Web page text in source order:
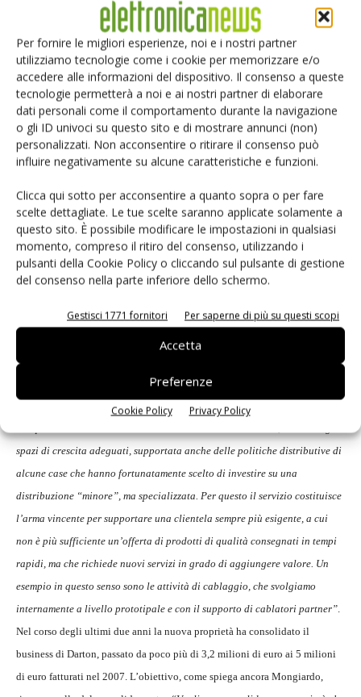
Per fornire le migliori esperienze, noi e i nostri partner
utilizziamo tecnologie come i cookie per memorizzare e/o
accedere alle informazioni del dispositivo. Il consenso a queste
tecnologie permetterà a noi e ai nostri partner di elaborare
dati personali come il comportamento durante la navigazione
o gli ID univoci su questo sito e di mostrare annunci (non)
personalizzati. Non acconsentire o ritirare il consenso può
influire negativamente su alcune caratteristiche e funzioni.
Clicca qui sotto per acconsentire a quanto sopra o per fare
scelte dettagliate. Le tue scelte saranno applicate solamente a
questo sito. È possibile modificare le impostazioni in qualsiasi
momento, compreso il ritiro del consenso, utilizzando i
pulsanti della Cookie Policy o cliccando sul pulsante di gestione
del consenso nella parte inferiore dello schermo.
Gestisci 1771 fornitori Per saperne di più su questi scopi
Accetta
Preferenze
Cookie Policy Privacy Policy
differenti settori.
Nel corso degli anni Darton ha consolidato buoni rapporti
con subcontractor e gli assemblatori di cavi e connettori,
settore da cui ancor’oggi proviene buona parte della
domanda di connessione. Negli ultimi tempi ha scelto però
di diversificare andando ad approcciare nuove applicazioni:
“Se in passato i cablatori costituivano oltre l’80% del business
di Darton, in questi ultimi anni abbiamo rafforzato la nostra
presenza nell’ambito dell’elettronica, in applicazioni che
spaziano dall’automazione industriale alle telecomunicazioni,
dal bianco al consumer, settori in cui oggi siamo presenti
presso aziende Oem di rilievo internazionale. Inizialmente
abbiamo riscontrato qualche difficoltà nella vendita di
connessione da scheda, ma oggi siamo riusciti a ottenere un
Obiettivo consolidamento
Tra le armi vincenti di Darton per contrastare una competizione che, come
ci spiega Mongiardo, è sempre più agguerrita, c’è sicuramente il servizio:
spazi di crescita adeguati, supportata anche delle politiche distributive di
alcune case che hanno fortunatamente scelto di investire su una
distribuzione “minore”, ma specializzata. Per questo il servizio costituisce
l’arma vincente per supportare una clientela sempre più esigente, a cui
non è più sufficiente un’offerta di prodotti di qualità consegnati in tempi
rapidi, ma che richiede nuovi servizi in grado di aggiungere valore. Un
esempio in questo senso sono le attività di cablaggio, che svolgiamo
internamente a livello prototipale e con il supporto di cablatori partner”.
Nel corso degli ultimi due anni la nuova proprietà ha consolidato il
business di Darton, passato da poco più di 3,2 milioni di euro ai 5 milioni
di euro fatturati nel 2007. L’obiettivo, come spiega ancora Mongiardo,